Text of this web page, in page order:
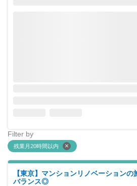
Filter by
残業月20時間以内
【東京】マンションリノベーション
バランス◎